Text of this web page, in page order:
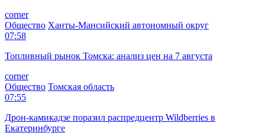
corner
Общество Ханты-Мансийский автономный округ
07:58
Топливный рынок Томска: анализ цен на 7 августа
corner
Общество Томская область
07:55
Дрон-камикадзе поразил распредцентр Wildberries в
Екатеринбурге